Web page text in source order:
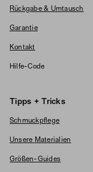
Rückgabe & Umtausch
Garantie
Kontakt
Hilfe-Code
Tipps + Tricks
Schmuckpflege
Unsere Materialien
Größen-Guides